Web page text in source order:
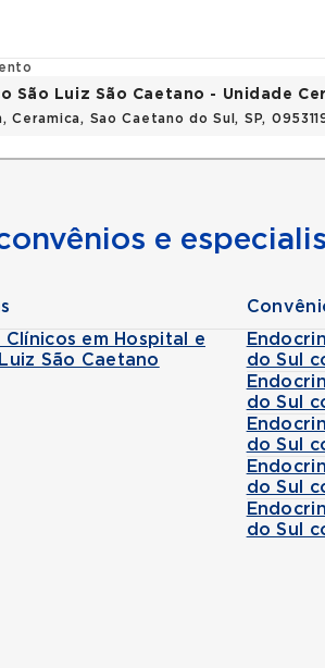
São Luiz São Caetano - Unidade
Ceramica, Sao Caetano do Sul, SP,
e
em Hospital e
São Caetano
do Sul
do Sul
do Sul
do Sul
do Sul